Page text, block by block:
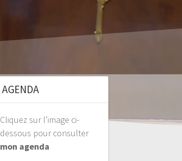
AGENDA
Cliquez sur l’image ci-
dessous pour consulter
mon agenda